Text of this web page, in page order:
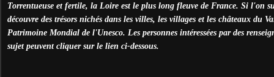
Torrentueuse et fertile, la Loire est le plus long fleuve de France. Si l'on
découvre des trésors nichés dans les villes, les villages et les châteaux du
Patrimoine Mondial de l'Unesco. Les personnes intéressées par des
sujet peuvent cliquer sur le lien ci-dessous.